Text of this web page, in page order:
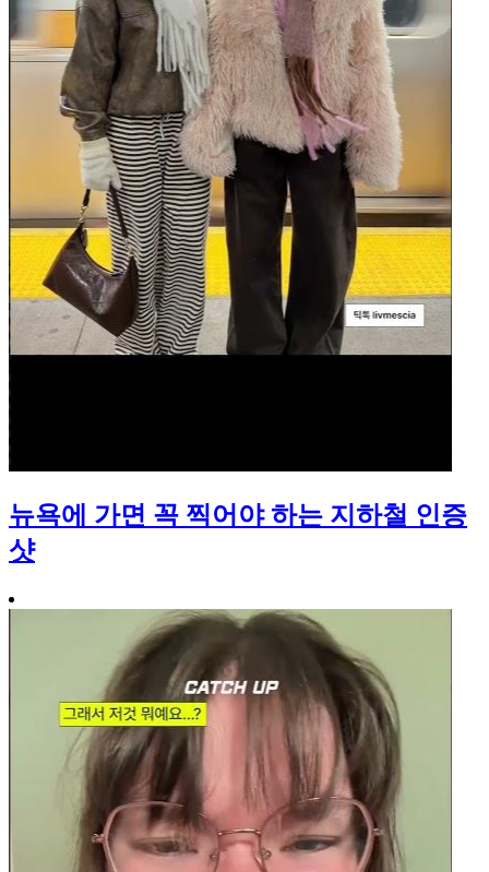
뉴욕에 가면 꼭 찍어야 하는 지하철 인증
샷